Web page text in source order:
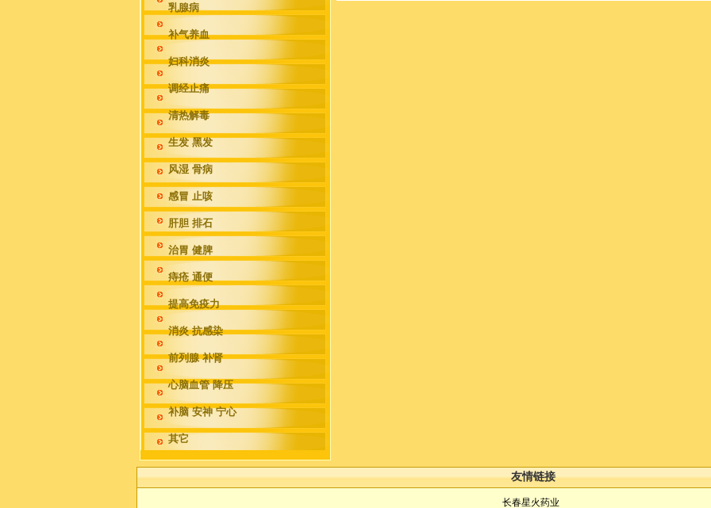
乳腺病
补气养血
妇科消炎
调经止痛
清热解毒
生发 黑发
风湿 骨病
感冒 止咳
肝胆 排石
治胃 健脾
痔疮 通便
提高免疫力
消炎 抗感染
前列腺 补肾
心脑血管 降压
补脑 安神 宁心
其它
友情链接
长春星火药业